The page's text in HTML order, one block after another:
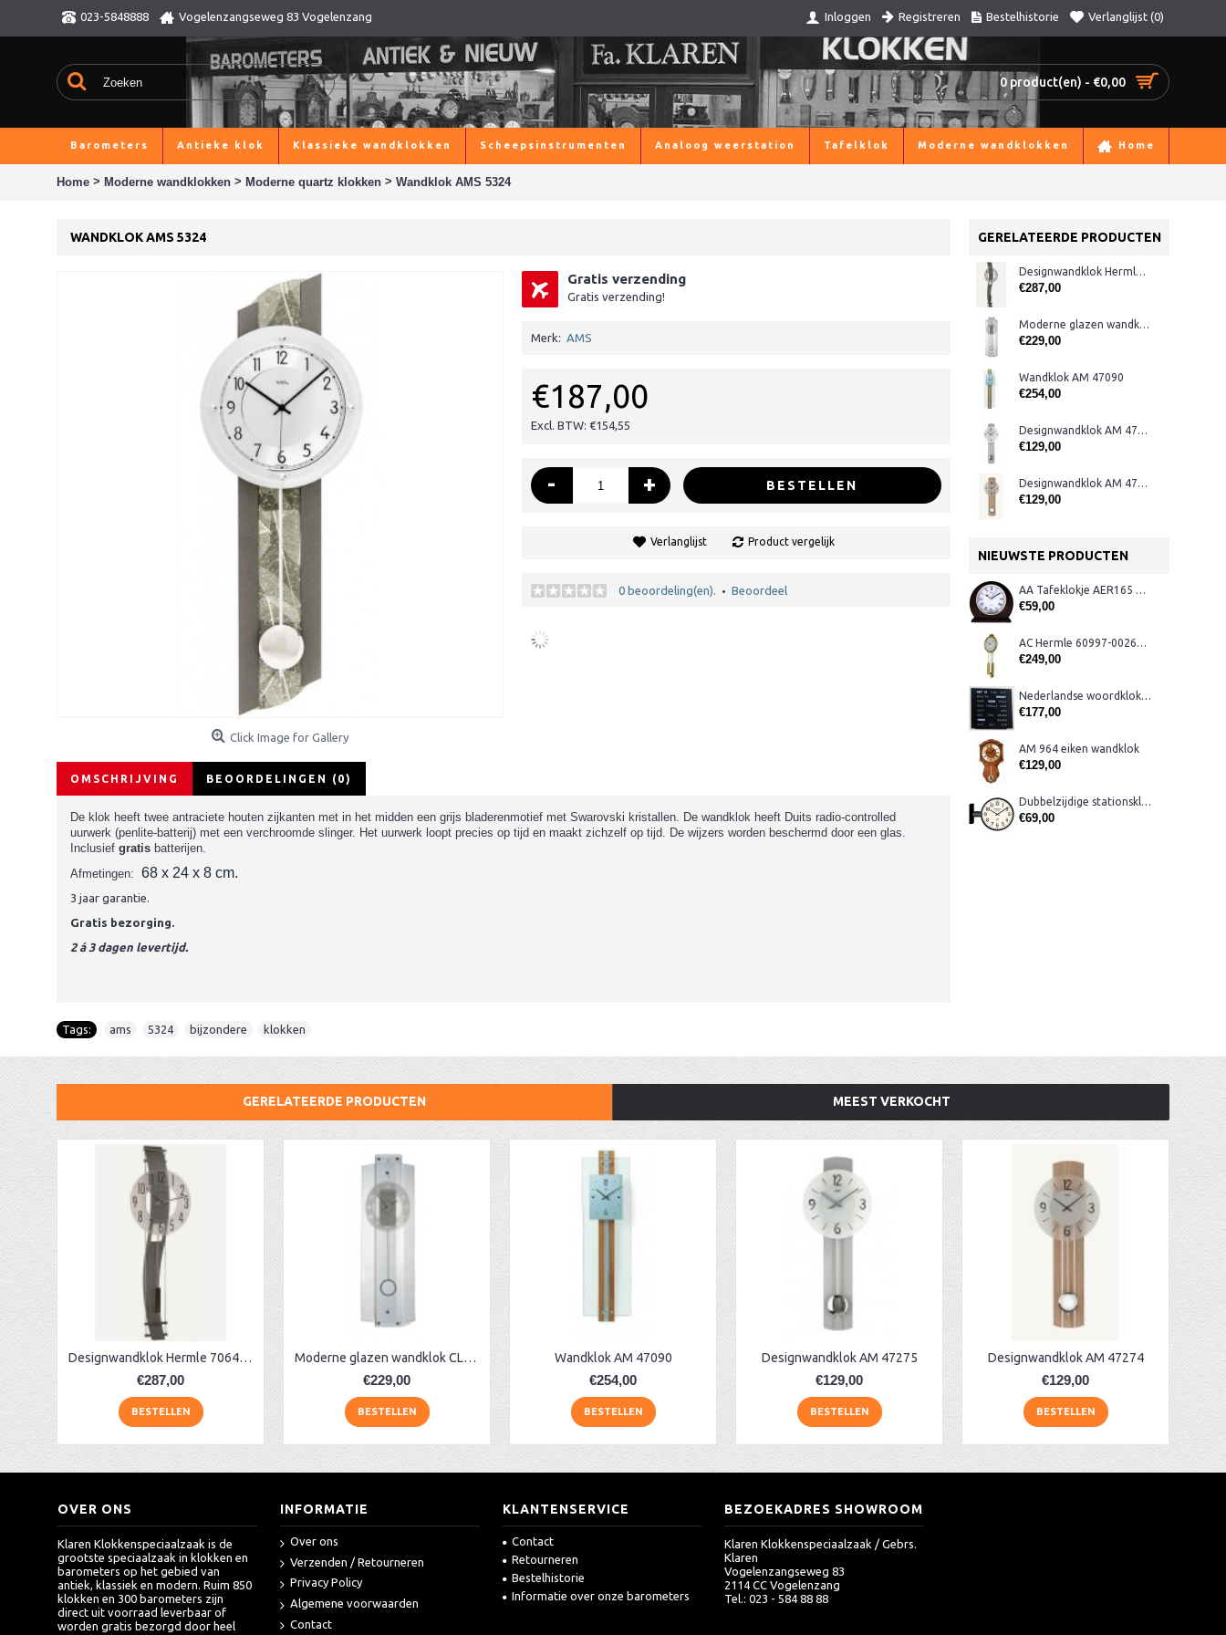
023-5848888 Vogelenzangseweg 83 Vogelenzang Inloggen Registreren Bestelhistorie Verlanglijst (0)
0 product(en) - €0,00
Barometers Antieke klok Klassieke wandklokken Scheepsinstrumenten Analoog weerstation Tafelklok Moderne wandklokken Home
Home > Moderne wandklokken > Moderne quartz klokken > Wandklok AMS 5324
GERELATEERDE PRODUCTEN
Designwandklok Hermle 70644-292200 antraciet
€287,00
Moderne glazen wandklok CL322.933
€229,00
Wandklok AM 47090
€254,00
Designwandklok AM 47275
€129,00
Designwandklok AM 47274
€129,00
NIEUWSTE PRODUCTEN
AA Tafeklokje AER165 noten
€59,00
AC Hermle 60997-00261 wandklok
€249,00
Nederlandse woordklok zwart AMS 1265
€177,00
AM 964 eiken wandklok
€129,00
Dubbelzijdige stationsklok metaal 1879
€69,00
WANDKLOK AMS 5324
Click Image for Gallery
Gratis verzending
Gratis verzending!
Merk: AMS
€187,00
Excl. BTW: €154,55
- + BESTELLEN
Verlanglijst Product vergelijk
0 beoordeling(en). • Beoordeel
OMSCHRIJVING BEOORDELINGEN (0)
De klok heeft twee antraciete houten zijkanten met in het midden een grijs bladerenmotief met Swarovski kristallen. De wandklok heeft Duits radio-controlled
uurwerk (penlite-batterij) met een verchroomde slinger. Het uurwerk loopt precies op tijd en maakt zichzelf op tijd. De wijzers worden beschermd door een glas.
Inclusief gratis batterijen.
Afmetingen: 68 x 24 x 8 cm.
3 jaar garantie.
Gratis bezorging.
2 á 3 dagen levertijd.
Tags: ams 5324 bijzondere klokken
GERELATEERDE PRODUCTEN MEEST VERKOCHT
Designwandklok Hermle 70644-292200 antraciet
€287,00
BESTELLEN
Moderne glazen wandklok CL322.933
€229,00
BESTELLEN
Wandklok AM 47090
€254,00
BESTELLEN
Designwandklok AM 47275
€129,00
BESTELLEN
Designwandklok AM 47274
€129,00
BESTELLEN
OVER ONS
Klaren Klokkenspeciaalzaak is de
grootste speciaalzaak in klokken en
barometers op het gebied van
antiek, klassiek en modern. Ruim 850
klokken en 300 barometers zijn
direct uit voorraad leverbaar of
worden gratis bezorgd door heel
INFORMATIE
Over ons
Verzenden / Retourneren
Privacy Policy
Algemene voorwaarden
Contact
KLANTENSERVICE
Contact
Retourneren
Bestelhistorie
Informatie over onze barometers
BEZOEKADRES SHOWROOM
Klaren Klokkenspeciaalzaak / Gebrs.
Klaren
Vogelenzangseweg 83
2114 CC Vogelenzang
Tel.: 023 - 584 88 88